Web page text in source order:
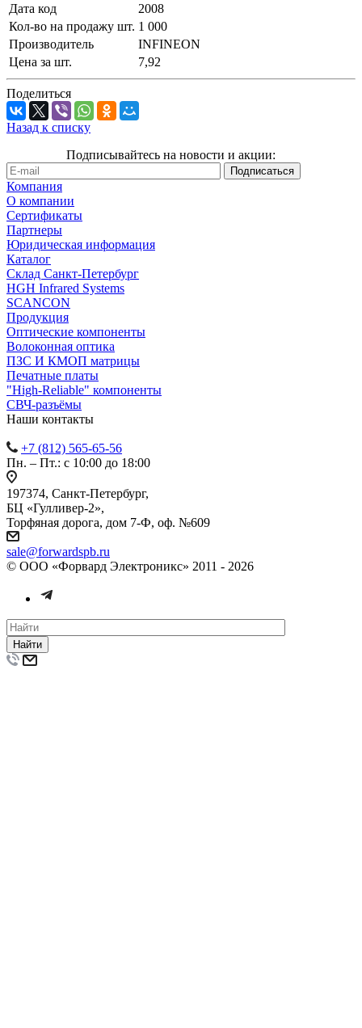
Дата код
2008
Кол-во на продажу шт. 1 000
Производитель
INFINEON
Цена за шт.
7,92
Поделиться
Назад к списку
Подписывайтесь на новости и акции:
Компания
О компании
Сертификаты
Партнеры
Юридическая информация
Каталог
Cклад Санкт-Петербург
HGH Infrared Systems
SCANCON
Продукция
Оптические компоненты
Волоконная оптика
ПЗС И КМОП матрицы
Печатные платы
"High-Reliable" компоненты
СВЧ-разъёмы
Наши контакты
+7 (812) 565-65-56
Пн. – Пт.: с 10:00 до 18:00
197374, Санкт-Петербург,
БЦ «Гулливер-2»,
Торфяная дорога, дом 7-Ф, оф. №609
sale@forwardspb.ru
© ООО «Форвард Электроникс» 2011 - 2026
Найти